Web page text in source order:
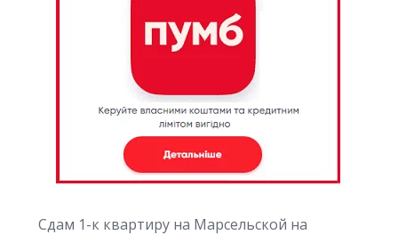
Сдам 1-к квартиру на Марсельской на